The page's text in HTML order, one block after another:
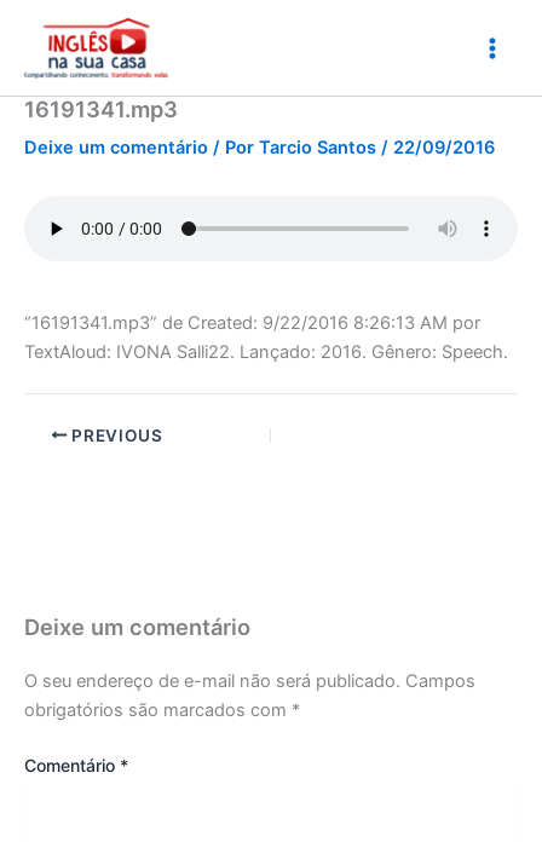
conteúdo
16191341.mp3
Deixe um comentário / Por Tarcio Santos / 22/09/2016
“16191341.mp3” de Created: 9/22/2016 8:26:13 AM por
TextAloud: IVONA Salli22. Lançado: 2016. Gênero: Speech.
PREVIOUS
Deixe um comentário
O seu endereço de e-mail não será publicado. Campos
obrigatórios são marcados com *
Comentário *